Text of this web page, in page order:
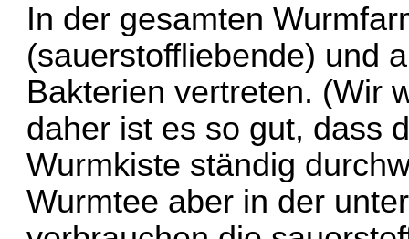
In der gesamten
(sauerstoffliebende) und
Bakterien vertreten. (Wir
daher ist es so gut, dass
Wurmkiste ständig
Wurmtee aber in der